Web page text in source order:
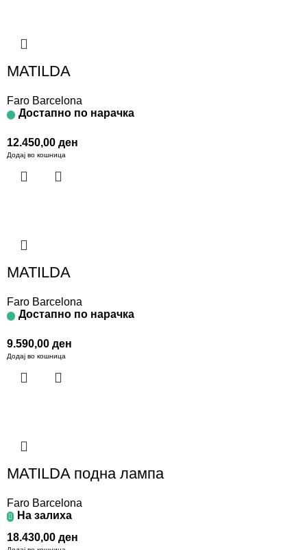
MATILDA
Faro Barcelona
Достапно по нарачка
12.450,00 ден
Додај во кошница
MATILDA
Faro Barcelona
Достапно по нарачка
9.590,00 ден
Додај во кошница
MATILDA подна лампа
Faro Barcelona
На залиха
18.430,00 ден